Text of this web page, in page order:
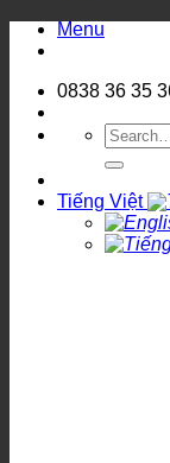
Menu
0838 36 35
Search
for:
Tiếng Việt